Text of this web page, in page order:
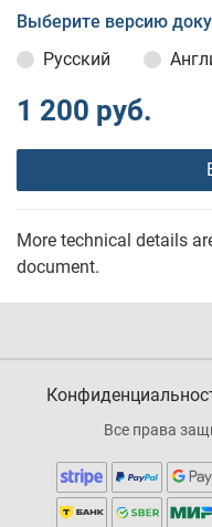
Выберите версию
Русский
1 200 руб.
More technical details
document.
Все права